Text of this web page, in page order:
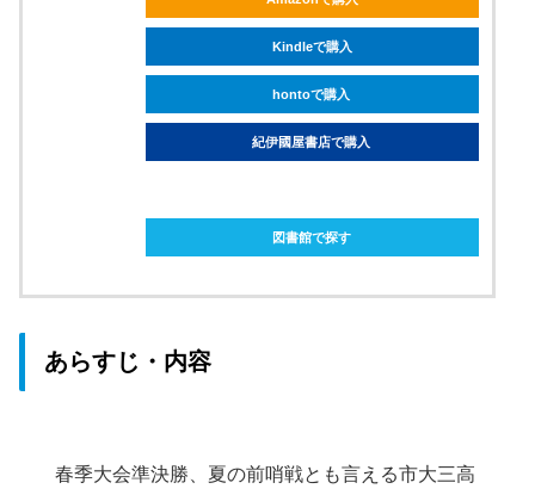
Kindleで購入
hontoで購入
紀伊國屋書店で購入
図書館で探す
あらすじ・内容
春季大会準決勝、夏の前哨戦とも言える市大三高